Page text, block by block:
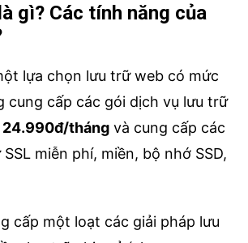
gì? Các tính năng của
lựa chọn lưu trữ web có mức
cung cấp các gói dịch vụ lưu trữ
thángvà cung cấp các
miễn phí, miền, bộ nhớ SSD,
cấp một loạt các giải pháp lưu